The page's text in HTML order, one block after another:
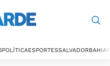
POLÍTICAESPORTESSALVADORBAHIA